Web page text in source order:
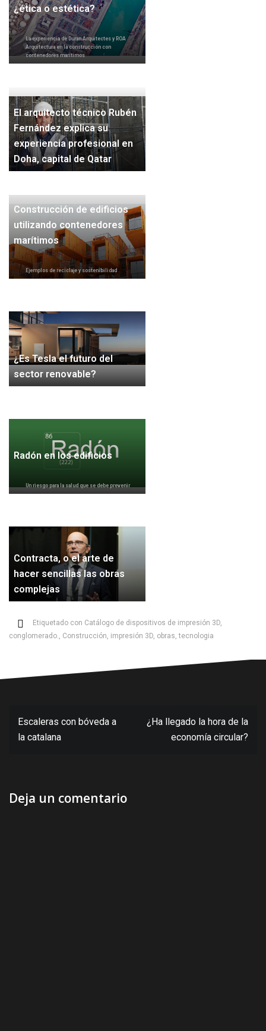
¿ética o estética?
La experiencia de Duran Arquitectes y ROA
Arquitectura en la construcción con
contenedores marítimos
El arquitecto técnico Rubén
Fernández explica su
experiencia profesional en
Doha, capital de Qatar
Construcción de edificios
utilizando contenedores
marítimos
Ejemplos de reciclaje y sostenibilidad
¿Es Tesla el futuro del
sector renovable?
Radón en los edificios
Un riesgo para la salud que se debe prevenir
Contracta, o el arte de
hacer sencillas las obras
complejas
Etiquetado con Catálogo de dispositivos de impresión 3D,
conglomerado.
Construcción impresión 3D obras ,tecnologia
Navegación
de
Escaleras con bóveda a
la catalana
¿Ha llegado la hora de la
economía circular?
Deja un comentario